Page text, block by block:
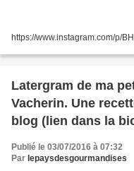
https://www.instagram.com/p/
Latergram de ma
Vacherin. Une
blog (lien dans la
dédicace hier. Bon
Publié le 03/07/2016 à 07:32
Par lepaysdesgourmandises